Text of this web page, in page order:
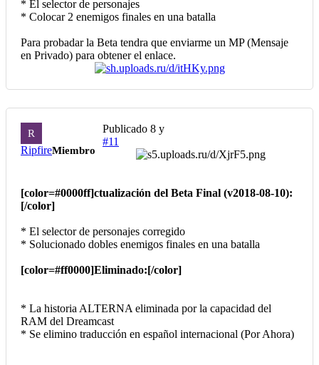
* El selector de personajes
* Colocar 2 enemigos finales en una batalla
Para probadar la Beta tendra que enviarme un MP (Mensaje
en Privado) para obtener el enlace.
R
RipfireMiembro
Publicado 8 y
#11
[color=#0000ff]ctualización del Beta Final (v2018-08-10):
[/color]
* El selector de personajes corregido
* Solucionado dobles enemigos finales en una batalla
[color=#ff0000]Eliminado:[/color]
* La historia ALTERNA eliminada por la capacidad del
RAM del Dreamcast
* Se elimino traducción en español internacional (Por Ahora)